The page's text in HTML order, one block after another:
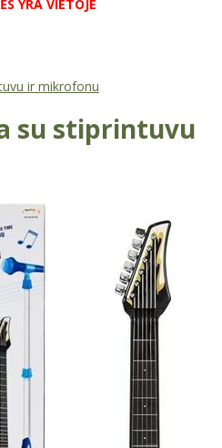
YRA VIETOJE
ir mikrofonu
su stiprintuvu